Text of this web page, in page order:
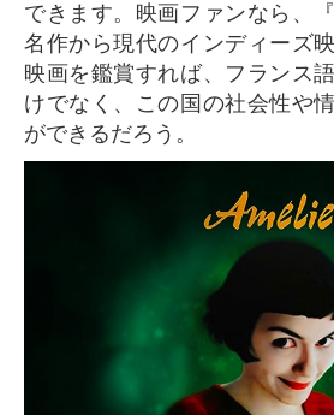
できます。映画ファンなら、
名作から現代のインディーズ
映画を鑑賞すれば、フランス
けでなく、この国の社会性や
ができるだろう。